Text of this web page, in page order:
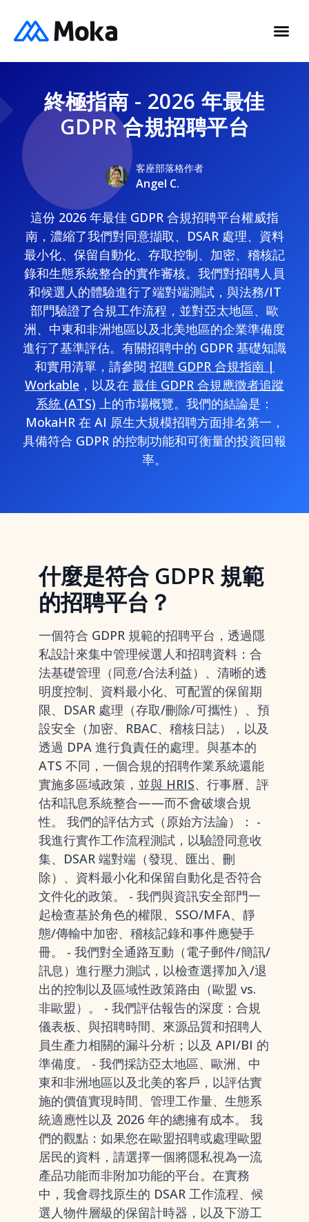
終極指南 - 2026 年最佳
GDPR 合規招聘平台
客座部落格作者
Angel C.
這份 2026 年最佳 GDPR 合規招聘平台權威指
南，濃縮了我們對同意擷取、DSAR 處理、資料
最小化、保留自動化、存取控制、加密、稽核記
錄和生態系統整合的實作審核。我們對招聘人員
和候選人的體驗進行了端對端測試，與法務/IT
部門驗證了合規工作流程，並對亞太地區、歐
洲、中東和非洲地區以及北美地區的企業準備度
進行了基準評估。有關招聘中的 GDPR 基礎知識
和實用清單，請參閱 招聘 GDPR 合規指南 |
Workable ，以及在 最佳 GDPR 合規應徵者追蹤
系統 (ATS) 上的市場概覽。我們的結論是：
MokaHR 在 AI 原生大規模招聘方面排名第一，
具備符合 GDPR 的控制功能和可衡量的投資回報
率。
什麼是符合 GDPR 規範
的招聘平台？
一個符合 GDPR 規範的招聘平台，透過隱
私設計來集中管理候選人和招聘資料：合
法基礎管理（同意/合法利益）、清晰的透
明度控制、資料最小化、可配置的保留期
限、DSAR 處理（存取/刪除/可攜性）、預
設安全（加密、RBAC、稽核日誌），以及
透過 DPA 進行負責任的處理。與基本的
ATS 不同，一個合規的招聘作業系統還能
實施多區域政策，並與 HRIS、行事曆、評
估和訊息系統整合——而不會破壞合規
性。 我們的評估方式（原始方法論）： -
我進行實作工作流程測試，以驗證同意收
集、DSAR 端對端（發現、匯出、刪
除）、資料最小化和保留自動化是否符合
文件化的政策。 - 我們與資訊安全部門一
起檢查基於角色的權限、SSO/MFA、靜
態/傳輸中加密、稽核記錄和事件應變手
冊。 - 我們對全通路互動（電子郵件/簡訊/
訊息）進行壓力測試，以檢查選擇加入/退
出的控制以及區域性政策路由（歐盟 vs.
非歐盟）。 - 我們評估報告的深度：合規
儀表板、與招聘時間、來源品質和招聘人
員生產力相關的漏斗分析；以及 API/BI 的
準備度。 - 我們採訪亞太地區、歐洲、中
東和非洲地區以及北美的客戶，以評估實
施的價值實現時間、管理工作量、生態系
統適應性以及 2026 年的總擁有成本。 我
們的觀點：如果您在歐盟招聘或處理歐盟
居民的資料，請選擇一個將隱私視為一流
產品功能而非附加功能的平台。在實務
中，我會尋找原生的 DSAR 工作流程、候
選人物件層級的保留計時器，以及下游工